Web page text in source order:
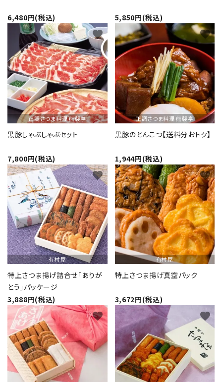
6,480円(税込) 5,850円(税込)
正調さつま料理 熊襲亭
黒豚しゃぶしゃぶセット
7,800円(税込)
favorite
正調さつま料理 熊襲亭
黒豚のとんこつ【送料分おトク】
1,944円(税込)
favorite
有村屋
特上さつま揚げ詰合せ「ありが
とう」パッケージ
3,888円(税込)
favorite
有村屋
特上さつま揚げ真空パック
3,672円(税込)
favorite
favorite favorite